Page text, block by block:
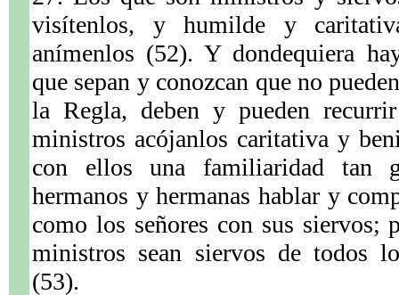
visítenlos, y humilde y
anímenlos (52). Y dondequiera
que sepan y conozcan que no
la Regla, deben y pueden
ministros acójanlos caritativa y
con ellos una familiaridad tan
hermanos y hermanas hablar y
como los señores con sus siervos;
ministros sean siervos de todos
(53).